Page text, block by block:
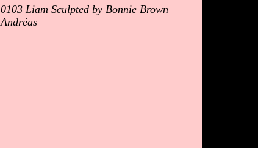
0103 Liam Sculpted by Bonnie Brown
Andréas